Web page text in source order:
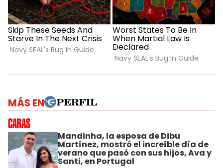
MÁS EN
Mandinha, la esposa de Dibu
Martínez, mostró el increíble día de
verano que pasó con sus hijos, Ava y
Santi, en Portugal